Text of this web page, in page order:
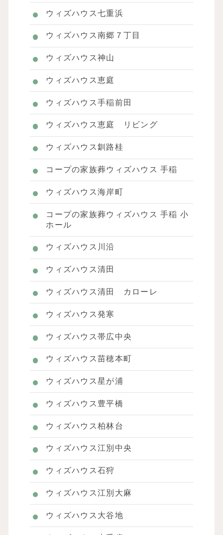
ウィズハウス七重浜
ウィズハウス南郷７丁目
ウィズハウス神山
ウィズハウス恵庭
ウィズハウス手稲前田
ウィズハウス恵庭 リビング
ウィズハウス釧路桂
コープの家族葬ウィズハウス 手稲
ウィズハウス海岸町
コープの家族葬ウィズハウス 手稲 小
ホール
ウィズハウス川沿
ウィズハウス清田
ウィズハウス清田 カローレ
ウィズハウス発寒
ウィズハウス帯広中央
ウィズハウス苗穂本町
ウィズハウス星が浦
ウィズハウス豊平橋
ウィズハウス柏林台
ウィズハウス江別中央
ウィズハウス石狩
ウィズハウス江別大麻
ウィズハウス大谷地